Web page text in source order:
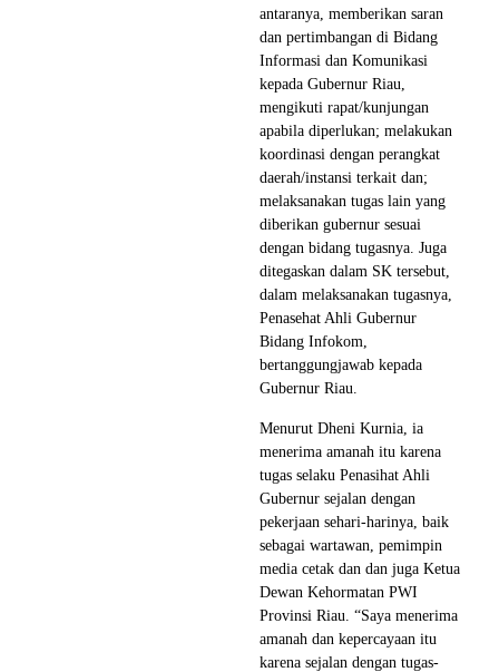
antaranya, memberikan saran
dan pertimbangan di Bidang
Informasi dan Komunikasi
kepada Gubernur Riau,
mengikuti rapat/kunjungan
apabila diperlukan; melakukan
koordinasi dengan perangkat
daerah/instansi terkait dan;
melaksanakan tugas lain yang
diberikan gubernur sesuai
dengan bidang tugasnya. Juga
ditegaskan dalam SK tersebut,
dalam melaksanakan tugasnya,
Penasehat Ahli Gubernur
Bidang Infokom,
bertanggungjawab kepada
Gubernur Riau.
Menurut Dheni Kurnia, ia
menerima amanah itu karena
tugas selaku Penasihat Ahli
Gubernur sejalan dengan
pekerjaan sehari-harinya, baik
sebagai wartawan, pemimpin
media cetak dan dan juga Ketua
Dewan Kehormatan PWI
Provinsi Riau. “Saya menerima
amanah dan kepercayaan itu
karena sejalan dengan tugas-